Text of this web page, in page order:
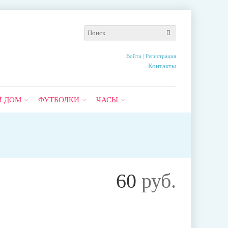
Войти| Регистрация
Контакты
ДОМ ФУТБОЛКИ ЧАСЫ
60 руб.